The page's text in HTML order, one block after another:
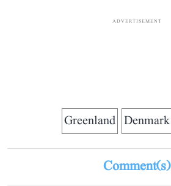
ADVERTISEMENT
Denmark
Greenland
Comment(s)